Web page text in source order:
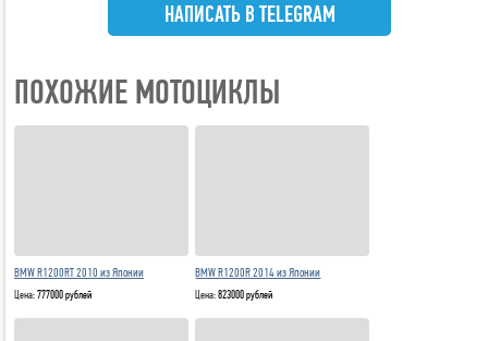
НАПИСАТЬ В TELEGRAM
ПОХОЖИЕ МОТОЦИКЛЫ
BMW R1200RT 2010 из Японии
Цена:777000 рублей
BMW R1200R 2014 из Японии
Цена:823000 рублей